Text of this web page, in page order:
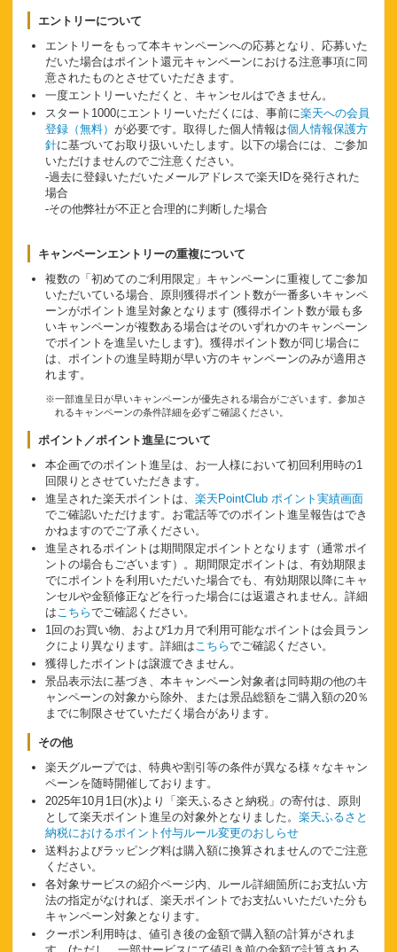
エントリーについて
エントリーをもって本キャンペーンへの応募となり、応募いた
だいた場合はポイント還元キャンペーンにおける注意事項に同
意されたものとさせていただきます。
一度エントリーいただくと、キャンセルはできません。
スタート1000にエントリーいただくには、事前に楽天への会員
登録（無料） が必要です。取得した個人情報は個人情報保護方
針に基づいてお取り扱いいたします。以下の場合には、ご参加
いただけませんのでご注意ください。
-過去に登録いただいたメールアドレスで楽天IDを発行された
場合
-その他弊社が不正と合理的に判断した場合
キャンペーンエントリーの重複について
複数の「初めてのご利用限定」キャンペーンに重複してご参加
いただいている場合、原則獲得ポイント数が一番多いキャンペ
ーンがポイント進呈対象となります (獲得ポイント数が最も多
いキャンペーンが複数ある場合はそのいずれかのキャンペーン
でポイントを進呈いたします)。獲得ポイント数が同じ場合に
は、ポイントの進呈時期が早い方のキャンペーンのみが適用さ
れます。
※一部進呈日が早いキャンペーンが優先される場合がございます。参加さ
れるキャンペーンの条件詳細を必ずご確認ください。
ポイント／ポイント進呈について
本企画でのポイント進呈は、お一人様において初回利用時の1
回限りとさせていただきます。
進呈された楽天ポイントは、 楽天PointClub ポイント実績画面
でご確認いただけます。お電話等でのポイント進呈報告はでき
かねますのでご了承ください。
進呈されるポイントは期間限定ポイントとなります（通常ポイ
ントの場合もございます）。期間限定ポイントは、有効期限ま
でにポイントを利用いただいた場合でも、有効期限以降にキャ
ンセルや金額修正などを行った場合には返還されません。詳細
はこちらでご確認ください。
1回のお買い物、および1カ月で利用可能なポイントは会員ラン
クにより異なります。詳細はこちらでご確認ください。
獲得したポイントは譲渡できません。
景品表示法に基づき、本キャンペーン対象者は同時期の他のキ
ャンペーンの対象から除外、または景品総額をご購入額の20％
までに制限させていただく場合があります。
その他
楽天グループでは、特典や割引等の条件が異なる様々なキャン
ペーンを随時開催しております。
2025年10月1日(水)より「楽天ふるさと納税」の寄付は、原則
として楽天ポイント進呈の対象外となりました。 楽天ふるさと
納税におけるポイント付与ルール変更のおしらせ
送料およびラッピング料は購入額に換算されませんのでご注意
ください。
各対象サービスの紹介ページ内、ルール詳細箇所にお支払い方
法の指定がなければ、楽天ポイントでお支払いいただいた分も
キャンペーン対象となります。
クーポン利用時は、値引き後の金額で購入額の計算がされま